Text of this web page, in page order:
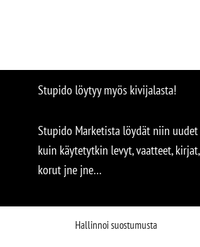
Hallinnoi suostumusta
Stupido löytyy myös kivijalasta!
Stupido Marketista löydät niin uudet
kuin käytetytkin levyt, vaatteet, kirjat,
korut jne jne…